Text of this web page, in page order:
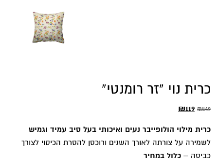
כרית נוי “זר רומנטי”
₪149
המחיר
היה:
₪149.
₪119
הוא:
₪119.
כרית מילוי הולופייבר נעים ואיכותי בעל סיב עמיד וגמיש
לשמירה על צורתה לאורך השנים ורוכסן להסרת הכיסוי לצורך
כביסה – כלול במחיר